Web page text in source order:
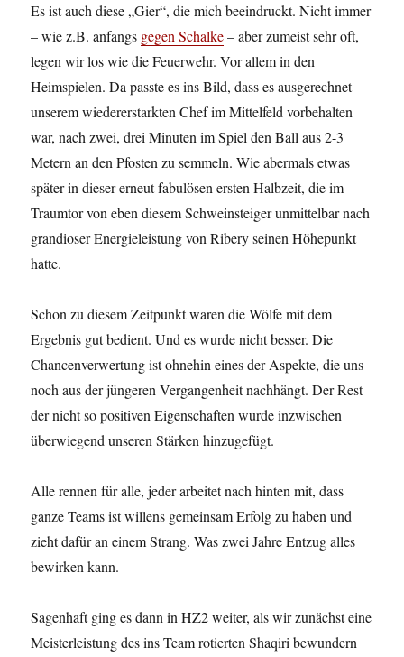
Es ist auch diese „Gier“, die mich beeindruckt. Nicht immer
– wie z.B. anfangs gegen Schalke– aber zumeist sehr oft,
legen wir los wie die Feuerwehr. Vor allem in den
Heimspielen. Da passte es ins Bild, dass es ausgerechnet
unserem wiedererstarkten Chef im Mittelfeld vorbehalten
war, nach zwei, drei Minuten im Spiel den Ball aus 2-3
Metern an den Pfosten zu semmeln. Wie abermals etwas
später in dieser erneut fabulösen ersten Halbzeit, die im
Traumtor von eben diesem Schweinsteiger unmittelbar nach
grandioser Energieleistung von Ribery seinen Höhepunkt
hatte.
Schon zu diesem Zeitpunkt waren die Wölfe mit dem
Ergebnis gut bedient. Und es wurde nicht besser. Die
Chancenverwertung ist ohnehin eines der Aspekte, die uns
noch aus der jüngeren Vergangenheit nachhängt. Der Rest
der nicht so positiven Eigenschaften wurde inzwischen
überwiegend unseren Stärken hinzugefügt.
Alle rennen für alle, jeder arbeitet nach hinten mit, dass
ganze Teams ist willens gemeinsam Erfolg zu haben und
zieht dafür an einem Strang. Was zwei Jahre Entzug alles
bewirken kann.
Sagenhaft ging es dann in HZ2 weiter, als wir zunächst eine
Meisterleistung des ins Team rotierten Shaqiri bewundern